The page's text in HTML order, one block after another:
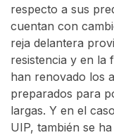
respecto a sus
cuentan con
reja delantera
resistencia y en la
han renovado los
preparados para
largas. Y en el
UIP, también se